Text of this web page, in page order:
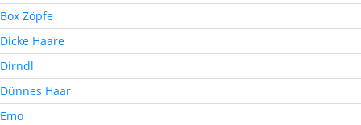
Box Zöpfe
Dicke Haare
Dirndl
Dünnes Haar
Emo